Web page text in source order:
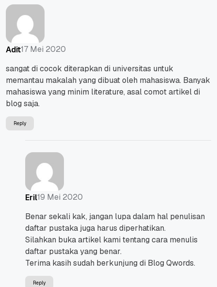
Adit17 Mei 2020
sangat di cocok diterapkan di universitas untuk
memantau makalah yang dibuat oleh mahasiswa. Banyak
mahasiswa yang minim literature, asal comot artikel di
blog saja.
Reply
Eril19 Mei 2020
Benar sekali kak, jangan lupa dalam hal penulisan
daftar pustaka juga harus diperhatikan.
Silahkan buka artikel kami tentang cara menulis
daftar pustaka yang benar.
Terima kasih sudah berkunjung di Blog Qwords.
Reply